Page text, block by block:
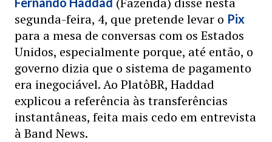
segunda-feira, 4, que pretende levar o Pix
para a mesa de conversas com os Estados
Unidos, especialmente porque, até então, o
governo dizia que o sistema de pagamento
era inegociável. Ao PlatôBR, Haddad
explicou a referência às transferências
instantâneas, feita mais cedo em entrevista
à Band News.